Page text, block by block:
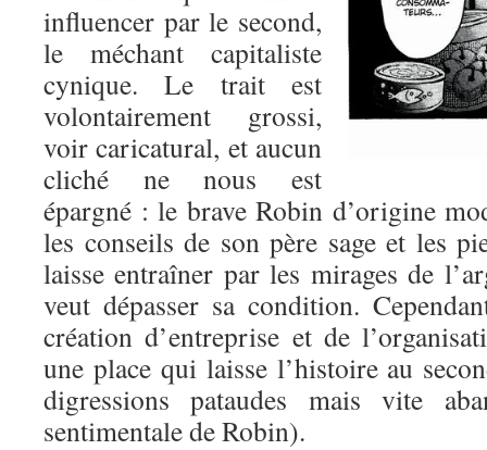
influencer par le second,
le méchant capitaliste
cynique. Le trait est
volontairement grossi,
voir caricatural, et aucun
cliché ne nous est
épargné : le brave Robin d’origine
les conseils de son père sage et les
laisse entraîner par les mirages de
veut dépasser sa condition.
création d’entreprise et de
une place qui laisse l’histoire au
digressions pataudes mais vite
sentimentale de Robin).